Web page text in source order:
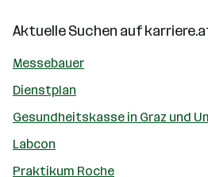
Aktuelle Suchen auf
Messebauer
Dienstplan
Gesundheitskasse in Graz und
Labcon
Praktikum Roche